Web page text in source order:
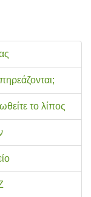
το λίπος